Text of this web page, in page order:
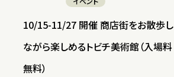
10/15-11/27 開催 商店街をお散歩し
ながら楽しめるトビチ美術館（入場料
無料）